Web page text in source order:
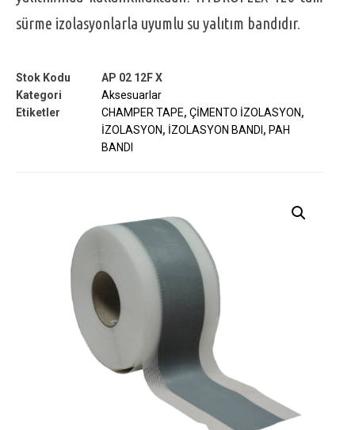
sürme izolasyonlarla uyumlu su yalıtım bandıdır.
Stok Kodu
AP 02 12F X
Kategori
Aksesuarlar
Etiketler
CHAMPER TAPE, ÇİMENTO İZOLASYON,
İZOLASYON, İZOLASYON BANDI , PAH
BANDI